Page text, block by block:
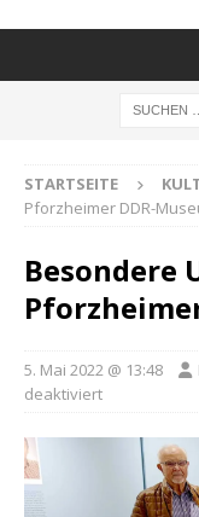
STARTSEITE
Pforzheimer DDR-
Besondere
5. Mai 2022 @ 13:48
deaktiviert